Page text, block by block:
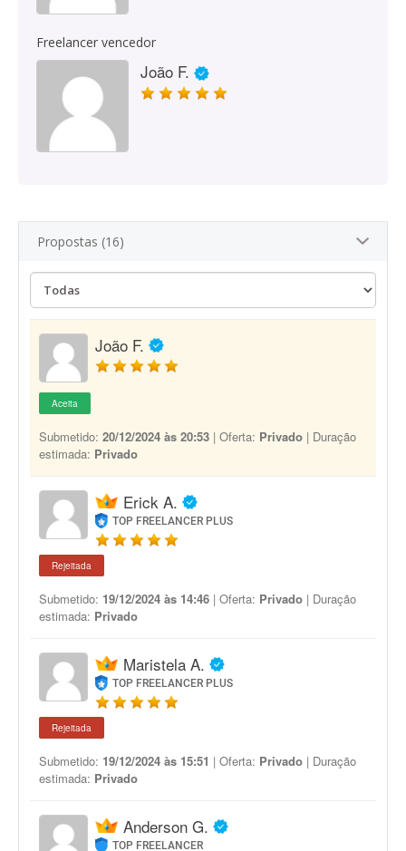
Freelancer vencedor
João F.
Propostas (16)
João F.
Aceita
Submetido: 20/12/2024 às 20:53 | Oferta: Privado | Duração
estimada: Privado
Erick A.
TOP FREELANCER PLUS
Rejeitada
Submetido: 19/12/2024 às 14:46 | Oferta: Privado | Duração
estimada: Privado
Maristela A.
TOP FREELANCER PLUS
Rejeitada
Submetido: 19/12/2024 às 15:51 | Oferta: Privado | Duração
estimada: Privado
Anderson G.
TOP FREELANCER